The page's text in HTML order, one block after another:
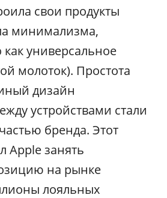
свои продукты
минимализма,
как универсальное
молоток). Простота
дизайн
устройствами стали
бренда. Этот
Apple занять
на рынке
лояльных